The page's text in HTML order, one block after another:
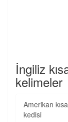
İngiliz
kelimeler
Amerikan
kedisi